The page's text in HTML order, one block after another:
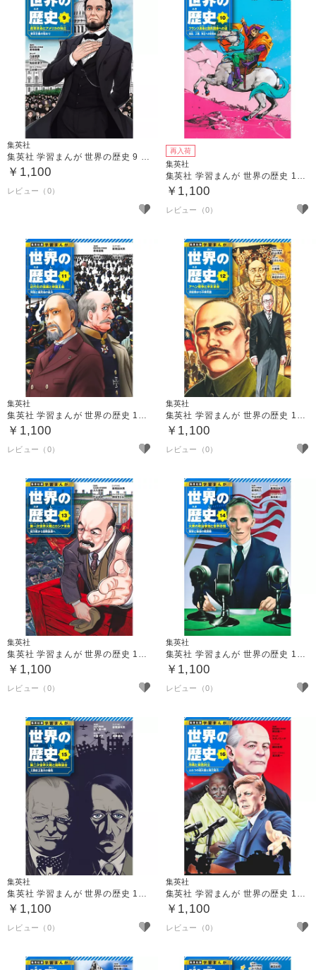
集英社
集英社 学習まんが 世界の歴史 9 産業革命とアメリカの独立
￥1,100
再入荷
集英社
集英社 学習まんが 世界の歴史 10 フランス革命と国民国家への道
￥1,100
集英社
集英社 学習まんが 世界の歴史 11 近代化の進展と帝国主義
￥1,100
集英社
集英社 学習まんが 世界の歴史 12 アヘン戦争と辛亥革命
￥1,100
集英社
集英社 学習まんが 世界の歴史 13 第一次世界大戦とロシア革命
￥1,100
集英社
集英社 学習まんが 世界の歴史 14 大衆の政治参加と世界恐慌
￥1,100
集英社
集英社 学習まんが 世界の歴史 15 第二次世界大戦と国際連合
￥1,100
集英社
集英社 学習まんが 世界の歴史 16 冷戦と東西対立
￥1,100